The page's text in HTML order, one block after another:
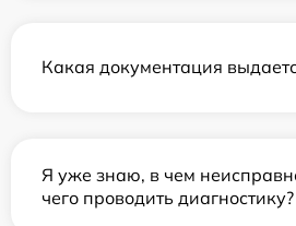
Какая документация
Я уже знаю, в чем
чего проводить диагностику?